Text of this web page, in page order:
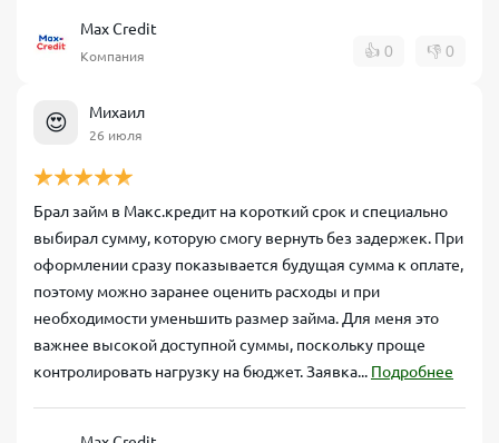
Max Credit
Компания 👍 0 👎 0
😍 Михаил
26 июля
Брал займ в Макс.кредит на короткий срок и специально
выбирал сумму, которую смогу вернуть без задержек. При
оформлении сразу показывается будущая сумма к оплате,
поэтому можно заранее оценить расходы и при
необходимости уменьшить размер займа. Для меня это
важнее высокой доступной суммы, поскольку проще
контролировать нагрузку на бюджет. Заявка... Подробнее